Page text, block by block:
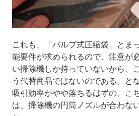
これも、「バルブ式圧縮袋」とま
能要件が求められるので、注意が
い掃除機しか持っていないから、
う代替商品ではないのである。と
吸引効率がやや落ちるはずの、こ
は、掃除機の円筒ノズルが合わな